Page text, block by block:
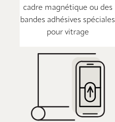
cadre magnétique ou des
bandes adhésives spéciales
pour vitrage